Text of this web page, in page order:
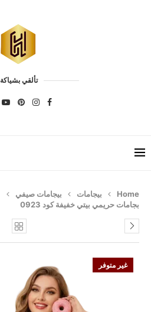
تألقي بشياكة
Home بيجامات
بيجامات صيفي
بجامات حريمي بيتي خفيفة كود 0923
غير متوفر